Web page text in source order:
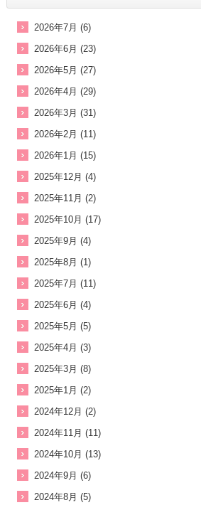
2026年7月 (6)
2026年6月 (23)
2026年5月 (27)
2026年4月 (29)
2026年3月 (31)
2026年2月 (11)
2026年1月 (15)
2025年12月 (4)
2025年11月 (2)
2025年10月 (17)
2025年9月 (4)
2025年8月 (1)
2025年7月 (11)
2025年6月 (4)
2025年5月 (5)
2025年4月 (3)
2025年3月 (8)
2025年1月 (2)
2024年12月 (2)
2024年11月 (11)
2024年10月 (13)
2024年9月 (6)
2024年8月 (5)